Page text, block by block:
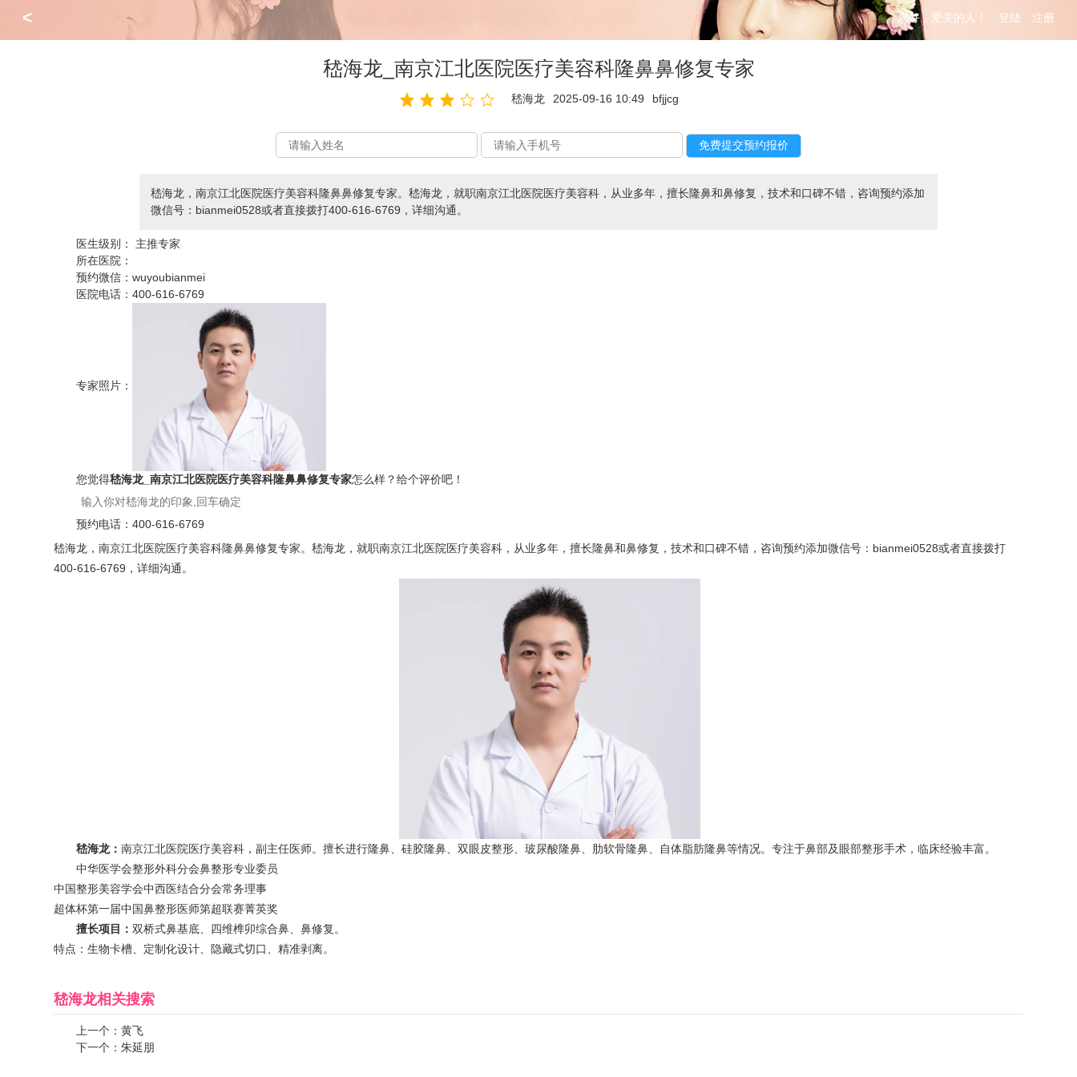
< 您好，爱美的人！ 登陆 注册
嵇海龙_南京江北医院医疗美容科隆鼻鼻修复专家
嵇海龙 2025-09-16 10:49 bfjjcg
嵇海龙，南京江北医院医疗美容科隆鼻鼻修复专家。嵇海龙，就职南京江北医院医疗美容科，从业多年，擅长隆鼻和鼻修复，技术和口碑不错，咨询预约添加
微信号：bianmei0528或者直接拨打400-616-6769，详细沟通。
医生级别：
主推专家
所在医院：
预约微信：wuyoubianmei
医院电话：400-616-6769
专家照片：
您觉得嵇海龙_南京江北医院医疗美容科隆鼻鼻修复专家怎么样？给个评价吧！
预约电话：400-616-6769
嵇海龙，南京江北医院医疗美容科隆鼻鼻修复专家。嵇海龙，就职南京江北医院医疗美容科，从业多年，擅长隆鼻和鼻修复，技术和口碑不错，咨询预约添加微信号：bianmei0528或者直接拨打
400-616-6769，详细沟通。
嵇海龙：南京江北医院医疗美容科，副主任医师。擅长进行隆鼻、硅胶隆鼻、双眼皮整形、玻尿酸隆鼻、肋软骨隆鼻、自体脂肪隆鼻等情况。专注于鼻部及眼部整形手术，临床经验丰富。
中华医学会整形外科分会鼻整形专业委员
中国整形美容学会中西医结合分会常务理事
超体杯第一届中国鼻整形医师第超联赛菁英奖
擅长项目：双桥式鼻基底、四维榫卯综合鼻、鼻修复。
特点：生物卡槽、定制化设计、隐藏式切口、精准剥离。
嵇海龙相关搜索
上一个：黄飞
下一个：朱延朋